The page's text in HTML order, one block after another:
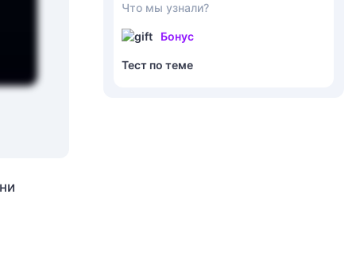
Что мы узнали?
Бонус
Тест по теме